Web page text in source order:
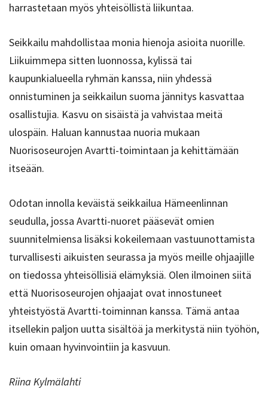
harrastetaan myös yhteisöllistä liikuntaa.
Seikkailu mahdollistaa monia hienoja asioita nuorille.
Liikuimmepa sitten luonnossa, kylissä tai
kaupunkialueella ryhmän kanssa, niin yhdessä
onnistuminen ja seikkailun suoma jännitys kasvattaa
osallistujia. Kasvu on sisäistä ja vahvistaa meitä
ulospäin. Haluan kannustaa nuoria mukaan
Nuorisoseurojen Avartti-toimintaan ja kehittämään
itseään.
Odotan innolla keväistä seikkailua Hämeenlinnan
seudulla, jossa Avartti-nuoret pääsevät omien
suunnitelmiensa lisäksi kokeilemaan vastuunottamista
turvallisesti aikuisten seurassa ja myös meille ohjaajille
on tiedossa yhteisöllisiä elämyksiä. Olen ilmoinen siitä
että Nuorisoseurojen ohjaajat ovat innostuneet
yhteistyöstä Avartti-toiminnan kanssa. Tämä antaa
itsellekin paljon uutta sisältöä ja merkitystä niin työhön,
kuin omaan hyvinvointiin ja kasvuun.
Riina Kylmälahti